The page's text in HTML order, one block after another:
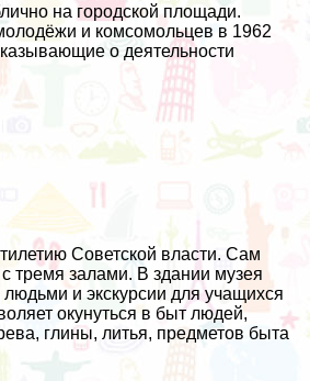
на городской площади.
и комсомольцев в 1962
о деятельности
Советской власти. Сам
тремя залами. В здании музея
и экскурсии для учащихся
окунуться в быт людей,
глины, литья, предметов быта